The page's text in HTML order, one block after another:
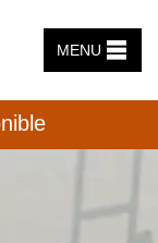
MENU